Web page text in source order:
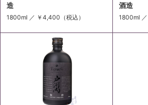
造
1800ml ／ ￥4,400 （税込）
酒造
1800ml ／